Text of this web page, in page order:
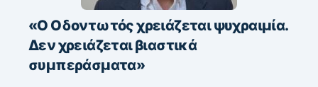
«Ο Οδοντωτός χρειάζεται ψυχραιμία.
Δεν χρειάζεται βιαστικά
συμπεράσματα»